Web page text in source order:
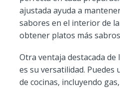
ajustada ayuda a
sabores en el interior de
obtener platos más
Otra ventaja destacada de
es su versatilidad.
de cocinas, incluyendo